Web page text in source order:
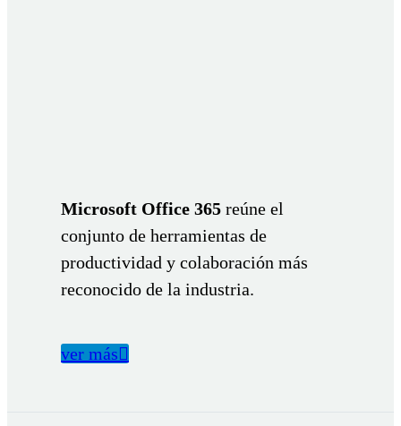
Microsoft Office 365 reúne el
conjunto de herramientas de
productividad y colaboración más
reconocido de la industria.
ver más